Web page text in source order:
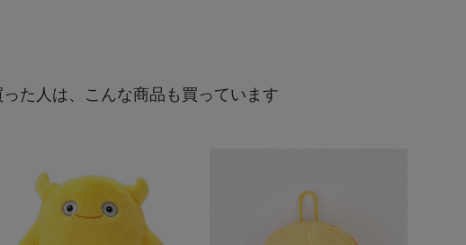
た人は、こんな商品も買っています